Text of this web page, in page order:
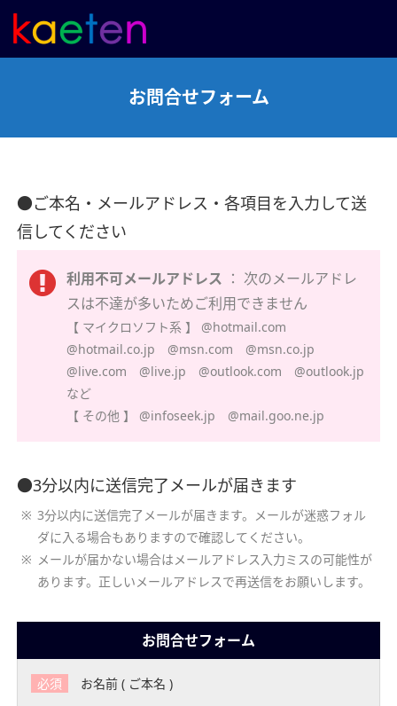
お問合せフォーム
●ご本名・メールアドレス・各項目を入力して送
信してください
利用不可メールアドレス ： 次のメールアドレ
スは不達が多いためご利用できません
【 マイクロソフト系 】 @hotmail.com
@hotmail.co.jp @msn.com @msn.co.jp
@live.com @live.jp @outlook.com @outlook.jp
など
【 その他 】 @infoseek.jp @mail.goo.ne.jp
●3分以内に送信完了メールが届きます
3分以内に送信完了メールが届きます。メールが迷惑フォル
ダに入る場合もありますので確認してください。
メールが届かない場合はメールアドレス入力ミスの可能性が
あります。正しいメールアドレスで再送信をお願いします。
お問合せフォーム
必須 お名前 ( ご本名 )